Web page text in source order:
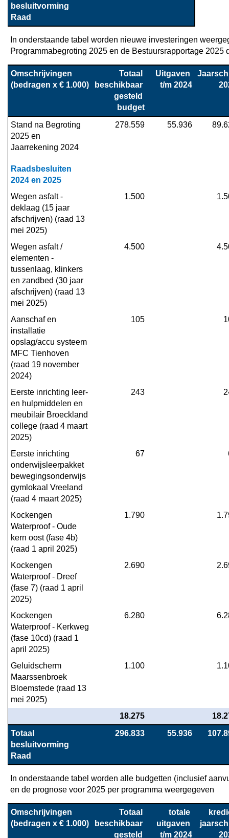
besluitvorming
Raad
In onderstaande tabel worden nieuwe investeringen
Programmabegroting 2025 en de Bestuursrapportage 2025
Omschrijvingen
(bedragen x € 1.000)
Totaal
beschikbaar
gesteld
budget
Uitgaven
t/m 2024
Stand na Begroting
2025 en
Jaarrekening 2024
278.559 55.936
Raadsbesluiten
2024 en 2025
Wegen asfalt -
deklaag (15 jaar
afschrijven) (raad 13
mei 2025)
1.500
Wegen asfalt /
elementen -
tussenlaag, klinkers
en zandbed (30 jaar
afschrijven) (raad 13
mei 2025)
4.500
Aanschaf en
installatie
opslag/accu systeem
MFC Tienhoven
(raad 19 november
2024)
105
Eerste inrichting leer-
en hulpmiddelen en
meubilair Broeckland
college (raad 4 maart
2025)
243
Eerste inrichting
onderwijsleerpakket
bewegingsonderwijs
gymlokaal Vreeland
(raad 4 maart 2025)
67
Kockengen
Waterproof - Oude
kern oost (fase 4b)
(raad 1 april 2025)
1.790
Kockengen
Waterproof - Dreef
(fase 7) (raad 1 april
2025)
2.690
Kockengen
Waterproof - Kerkweg
(fase 10cd) (raad 1
april 2025)
6.280
Geluidscherm
Maarssenbroek
Bloemstede (raad 13
mei 2025)
1.100
18.275
Totaal
besluitvorming
Raad
296.833 55.936
In onderstaande tabel worden alle budgetten (inclusief
en de prognose voor 2025 per programma weergegeven
Omschrijvingen
(bedragen x € 1.000)
Totaal
beschikbaar
gesteld
totale
uitgaven
t/m 2024